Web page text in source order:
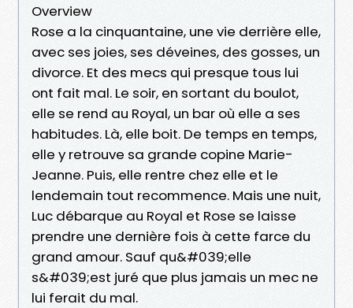
Overview
Rose a la cinquantaine, une vie derrière elle,
avec ses joies, ses déveines, des gosses, un
divorce. Et des mecs qui presque tous lui
ont fait mal. Le soir, en sortant du boulot,
elle se rend au Royal, un bar où elle a ses
habitudes. Là, elle boit. De temps en temps,
elle y retrouve sa grande copine Marie-
Jeanne. Puis, elle rentre chez elle et le
lendemain tout recommence. Mais une nuit,
Luc débarque au Royal et Rose se laisse
prendre une dernière fois à cette farce du
grand amour. Sauf qu&#039;elle
s&#039;est juré que plus jamais un mec ne
lui ferait du mal.